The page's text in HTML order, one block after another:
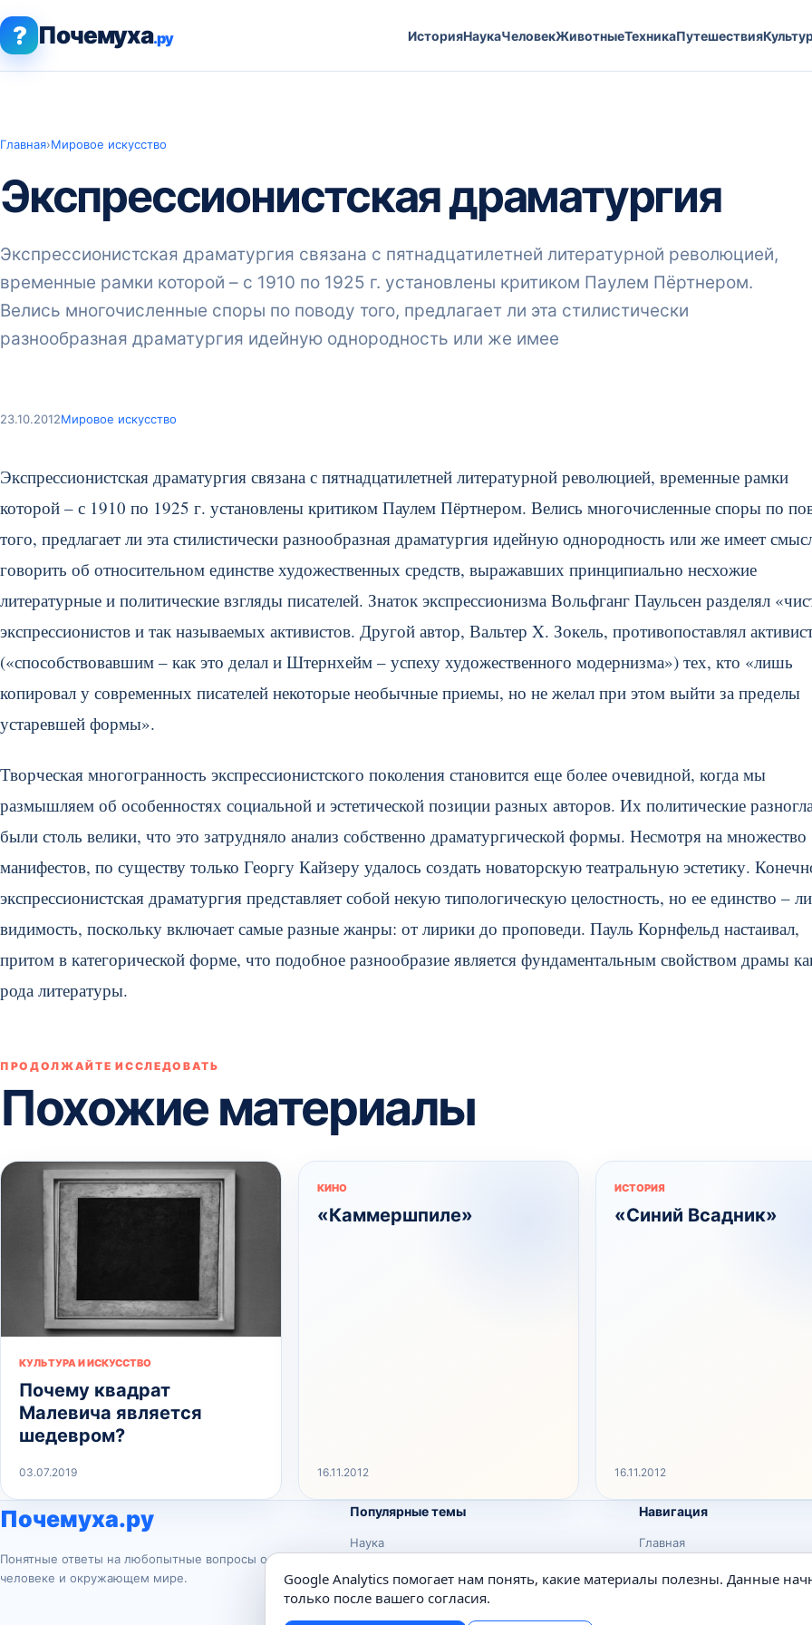
? Почемуха.ру ИсторияНаукаЧеловекЖивотныеТехникаПутешествия
Главная›Мировое искусство
Экспрессионистская драматургия
Экспрессионистская драматургия связана с пятнадцатилетней литературной революцией,
временные рамки которой – с 1910 по 1925 г. установлены критиком Паулем Пёртнером.
Велись многочисленные споры по поводу того, предлагает ли эта стилистически
разнообразная драматургия идейную однородность или же имее
23.10.2012Мировое искусство
Экспрессионистская драматургия связана с пятнадцатилетней литературной революцией, временные рамки
которой – с 1910 по 1925 г. установлены критиком Паулем Пёртнером. Велись многочисленные споры по
того, предлагает ли эта стилистически разнообразная драматургия идейную однородность или же имеет
говорить об относительном единстве художественных средств, выражавших принципиально несхожие
литературные и политические взгляды писателей. Знаток экспрессионизма Вольфганг Паульсен разделял
экспрессионистов и так называемых активистов. Другой автор, Вальтер X. Зокель, противопоставлял
(«способствовавшим – как это делал и Штернхейм – успеху художественного модернизма») тех, кто «лишь
копировал у современных писателей некоторые необычные приемы, но не желал при этом выйти за пределы
устаревшей формы».
Творческая многогранность экспрессионистского поколения становится еще более очевидной, когда мы
размышляем об особенностях социальной и эстетической позиции разных авторов. Их политические
были столь велики, что это затрудняло анализ собственно драматургической формы. Несмотря на множество
манифестов, по существу только Георгу Кайзеру удалось создать новаторскую театральную эстетику.
экспрессионистская драматургия представляет собой некую типологическую целостность, но ее единство –
видимость, поскольку включает самые разные жанры: от лирики до проповеди. Пауль Корнфельд настаивал,
притом в категорической форме, что подобное разнообразие является фундаментальным свойством драмы
рода литературы.
ПРОДОЛЖАЙТЕ ИССЛЕДОВАТЬ
Похожие материалы
КУЛЬТУРА И ИСКУССТВО
Почему квадрат
Малевича является
шедевром?
03.07.2019
КИНО
«Каммершпиле»
16.11.2012
ИСТОРИЯ
«Синий Всадник»
16.11.2012
Почемуха.ру
Понятные ответы на любопытные вопросы о
человеке и окружающем мире.
Популярные темы
Наука
Животные
Техника
Навигация
Главная
Google Analytics помогает нам понять, какие материалы полезны. Данные
только после вашего согласия.